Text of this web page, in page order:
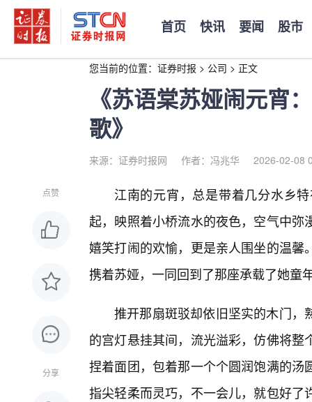
首页 快讯 要闻 股市
您当前的位置： 证券时报 > 公司 > 正文
《苏语棠苏娅闹元宵
歌》
来源：证券时报网 作者：冯兆华 2026-02-08
点赞
分享
江南的元宵，总是带着几分水乡
起，映照着小桥流水的夜色，空气中
嬉笑打闹的欢愉，更是亲人围坐的温
携着苏娅，一同回到了那座承载了她童
推开那扇斑驳却依旧坚实的木门，
的宫灯悬挂其间，流光溢彩，仿佛将
捏着面团，包着那一个个圆润饱满的
指尖轻柔而灵巧，不一会儿，就包好